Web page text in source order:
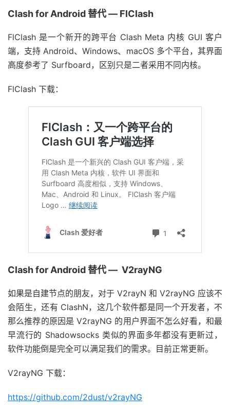
Clash for Android 替代 — FlClash
FlClash 是一个新开的跨平台 Clash Meta 内核 GUI 客户
端，支持 Android、Windows、macOS 多个平台，其界面
高度参考了 Surfboard，区别只是二者采用不同内核。
FlClash 下载：
Clash for Android 替代 — V2rayNG
如果是自建节点的朋友，对于 V2rayN 和 V2rayNG 应该不
会陌生，还有 ClashN，这几个软件都是同一个开发者，不
那么推荐的原因是 V2rayNG 的用户界面不怎么好看，和最
早流行的 Shadowsocks 类似的界面多年都没有更新过，
软件功能倒是完全可以满足我们的需求。目前正常更新。
V2rayNG 下载：
https://github.com/2dust/v2rayNG